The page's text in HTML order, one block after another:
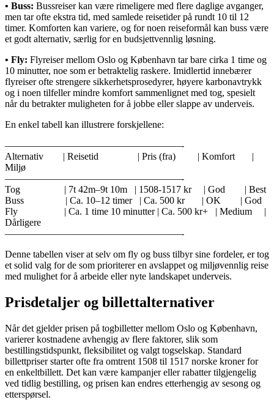
• Buss: Bussreiser kan være rimeligere med flere daglige avganger,
men tar ofte ekstra tid, med samlede reisetider på rundt 10 til 12
timer. Komforten kan variere, og for noen reiseformål kan buss være
et godt alternativ, særlig for en budsjettvennlig løsning.
• Fly: Flyreiser mellom Oslo og København tar bare cirka 1 time og
10 minutter, noe som er betraktelig raskere. Imidlertid innebærer
flyreiser ofte strengere sikkerhetsprosedyrer, høyere karbonavtrykk
og i noen tilfeller mindre komfort sammenlignet med tog, spesielt
når du betrakter muligheten for å jobbe eller slappe av underveis.
En enkel tabell kan illustrere forskjellene:
——————————————————-
Alternativ | Reisetid | Pris (fra) | Komfort |
Miljø
——————————————————-
Tog | 7t 42m–9t 10m | 1508-1517 kr | God | Best
Buss | Ca. 10–12 timer | Ca. 500 kr | OK | God
Fly | Ca. 1 time 10 minutter | Ca. 500 kr+ | Medium |
Dårligere
——————————————————-
Denne tabellen viser at selv om fly og buss tilbyr sine fordeler, er tog
et solid valg for de som prioriterer en avslappet og miljøvennlig reise
med mulighet for å arbeide eller nyte landskapet underveis.
Prisdetaljer og billettalternativer
Når det gjelder prisen på togbilletter mellom Oslo og København,
varierer kostnadene avhengig av flere faktorer, slik som
bestillingstidspunkt, fleksibilitet og valgt togselskap. Standard
billettpriser starter ofte fra omtrent 1508 til 1517 norske kroner for
en enkeltbillett. Det kan være kampanjer eller rabatter tilgjengelig
ved tidlig bestilling, og prisen kan endres etterhengig av sesong og
etterspørsel.